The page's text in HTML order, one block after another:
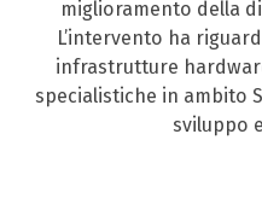
miglioramento della
L’intervento ha
infrastrutture
specialistiche in ambito
sviluppo